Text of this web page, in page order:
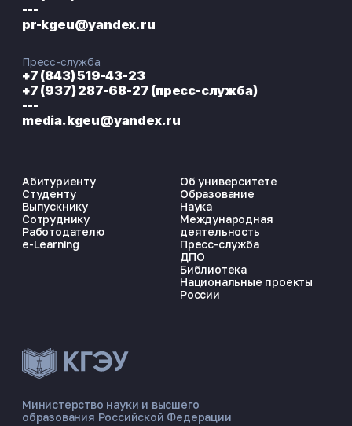
ЭНЕРГОКОД — ПОМОЩНИК КГЭУ
Министерство науки и высшего
образования Российской Федерации
Абитуриенту
Студенту
Выпускнику
Сотруднику
Работодателю
e-Learning
Об университете
Образование
Наука
Международная
деятельность
Пресс-служба
ДПО
Библиотека
Национальные проекты
России
---
pr-kgeu@yandex.ru
Пресс-служба
+7 (843) 519-43-23
+7 (937) 287-68-27 (пресс-служба)
---
media.kgeu@yandex.ru